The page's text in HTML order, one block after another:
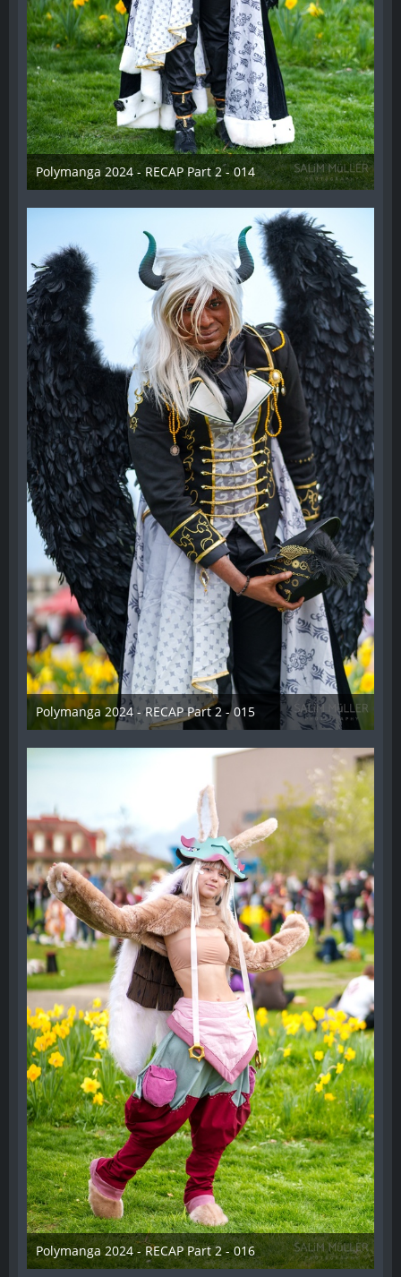
Polymanga 2024 - RECAP Part 2 - 014
29. April 2024
Polymanga 2024 - RECAP Part 2 - 015
29. April 2024
Polymanga 2024 - RECAP Part 2 - 016
29. April 2024